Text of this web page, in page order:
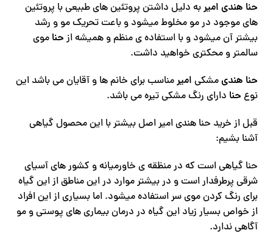
حنا هندی امیربه دلیل داشتن پروتئین های طبیعی با پروتئین
های موجود در مو مخلوط میشود و باعت تحریک مو و رشد
بیشتر آن میشود و با استفاده ی منظم و همیشه از حنا موی
سالمتر و محکتری خواهید داشت.
حنا هندیمشکی امیرمناسب برای خانم ها و آقایان می باشد این
نوع حنا دارای رنگ مشکی تیره می باشد.
قبل از خرید حنا هندی امیر اصل بیشتر با این محصول گیاهی
آشنا بشیم:
حنا گیاهی است که در منظقه ی خاورمیانه و کشور های آسیای
شرقی پرطرفدار است و در بیشتر موارد در این مناطق از این گیاه
برای رنگ کردن موی سر استفاده میشود. اما بسیاری از این افراد
از خواص بسیار زیاد این گیاه در درمان بیماری های پوستی و مو
آگاهی ندارد.